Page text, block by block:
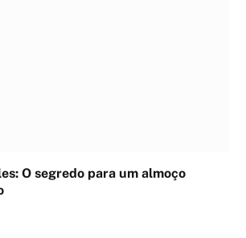
O segredo para um almoço